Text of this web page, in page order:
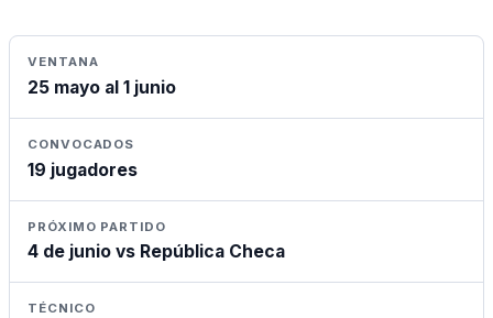
VENTANA
25 mayo al 1 junio
CONVOCADOS
19 jugadores
PRÓXIMO PARTIDO
4 de junio vs República Checa
TÉCNICO